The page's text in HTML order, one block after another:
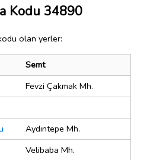
Kodu 34890
olan yerler:
Semt
Fevzi Çakmak Mh.
Aydıntepe Mh.
Velibaba Mh.